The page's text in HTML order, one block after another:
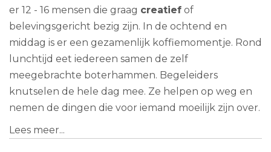
er 12 - 16 mensen die graag creatief of
belevingsgericht bezig zijn. In de ochtend en
middag is er een gezamenlijk koffiemomentje. Rond
lunchtijd eet iedereen samen de zelf
meegebrachte boterhammen. Begeleiders
knutselen de hele dag mee. Ze helpen op weg en
nemen de dingen die voor iemand moeilijk zijn over.
Lees meer...